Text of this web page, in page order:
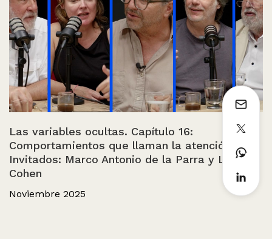
Las variables ocultas. Capítulo 16:
Comportamientos que llaman la atención.
Invitados: Marco Antonio de la Parra y León
Cohen
Noviembre 2025